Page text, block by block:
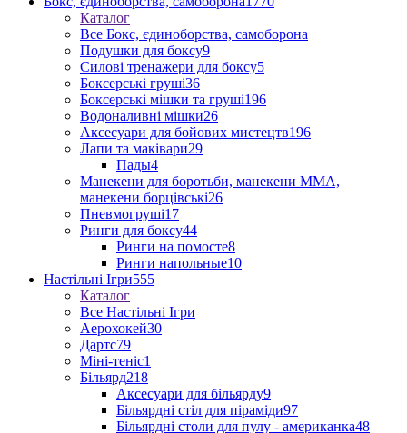
Каталог
Все Бокс, єдиноборства, самоборона
Подушки для боксу9
Силові тренажери для боксу5
Боксерські груші36
Боксерські мішки та груші196
Водоналивні мішки26
Аксесуари для бойових мистецтв196
Лапи та маківари29
Пады4
Манекени для боротьби, манекени ММА,
манекени борцівські26
Пневмогруші17
Ринги для боксу44
Ринги на помосте8
Ринги напольные10
Настільні Ігри555
Каталог
Все Настільні Ігри
Аерохокей30
Дартс79
Міні-теніс1
Більярд218
Аксесуари для більярду9
Більярдні стіл для піраміди97
Більярдні столи для пулу - американка48